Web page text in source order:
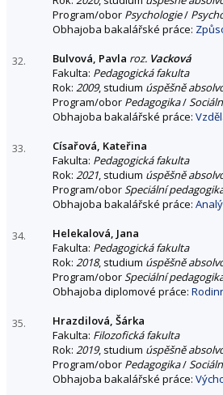
Program/obor Psychologie/
Obhajoba bakalářské práce:
32. Bulvová, Pavla roz. Vacková
Fakulta: Pedagogická fakulta
Rok: 2009, studium úspěšně
Program/obor Pedagogika/
Obhajoba bakalářské práce:
33.
Císařová, Kateřina
Fakulta: Pedagogická fakulta
Rok: 2021, studium úspěšně
Program/oborSpeciální
Obhajoba bakalářské práce:
34.
Helekalová, Jana
Fakulta: Pedagogická fakulta
Rok: 2018, studium úspěšně
Program/oborSpeciální
Obhajoba diplomové práce:
35.
Hrazdilová, Šárka
Fakulta: Filozofická fakulta
Rok: 2019, studium úspěšně
Program/obor Pedagogika/
Obhajoba bakalářské práce: